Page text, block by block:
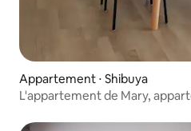
Appartement ⋅ Shibuya
L'appartement de Mary,